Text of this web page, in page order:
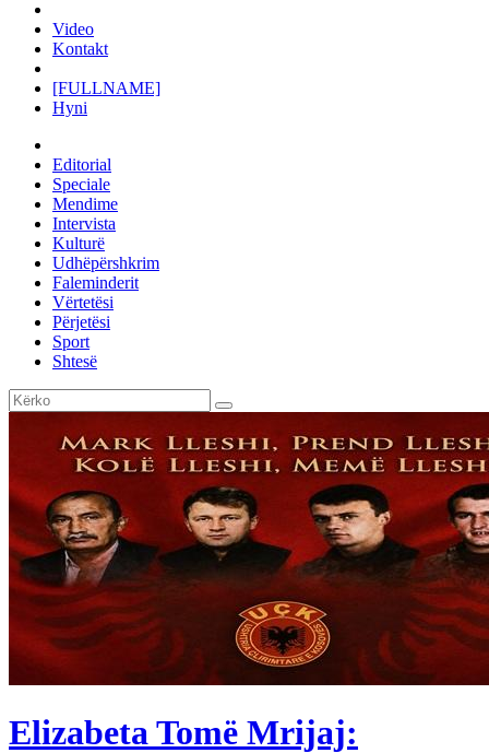
Video
Kontakt
[FULLNAME]
Hyni
Editorial
Speciale
Mendime
Intervista
Kulturë
Udhëpërshkrim
Faleminderit
Vërtetësi
Përjetësi
Sport
Shtesë
Elizabeta Tomë Mrijaj: